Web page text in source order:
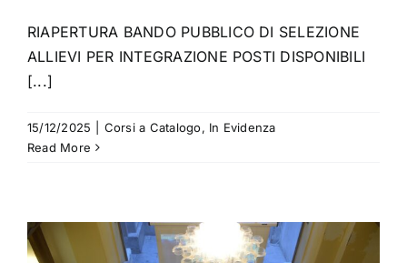
RIAPERTURA BANDO PUBBLICO DI SELEZIONE
ALLIEVI PER INTEGRAZIONE POSTI DISPONIBILI
[...]
15/12/2025 Corsi a Catalogo, In Evidenza
Read More